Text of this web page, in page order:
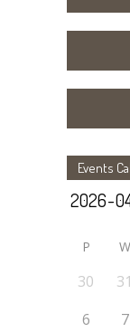
Events
P W
30 31
6
7